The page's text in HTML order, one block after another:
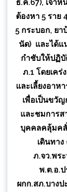
ธ.ค.67), เจ้า
ต้องหา 5 ราย
5 กระบอก, ยา
นัด) และได้แ
กำชับให้ปฏิบั
ภ.1 โดยเค
และเลี้ยงอาห
เพื่อเป็นขวั
และชมการส
บุคคลคลุ้มคลั่
เดินทา
ภ.จว.พ
พ.ต.อ.
ผกก.สภ.บาง